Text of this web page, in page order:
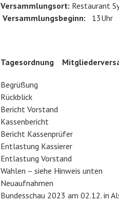
Versammlungsort: Restaurant
Versammlungsbeginn: 13Uhr
Tagesordnung
Begrüßung
Rückblick
Bericht Vorstand
Kassenbericht
Bericht Kassenprüfer
Entlastung Kassierer
Entlastung Vorstand
Wahlen – siehe Hinweis unten
Neuaufnahmen
Bundesschau 2023 am 02.12. in